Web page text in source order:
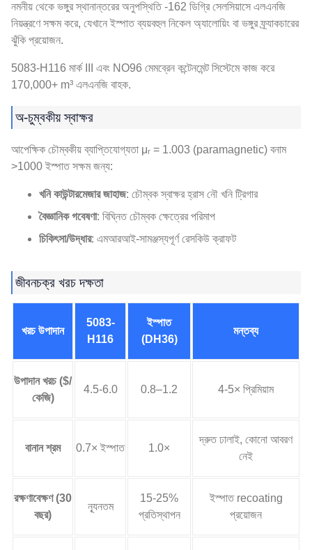
নমনীয় থেকে ভঙ্গুর স্থানান্তরের অনুপস্থিতি -162 ডিগ্রি সেলসিয়াসে এলএনজি
নিয়ন্ত্রণে সক্ষম করে, যেখানে ইস্পাত ব্যয়বহুল নিকেল অ্যালোয়িং বা ভঙ্গুর ফ্র্যাকচারের
ঝুঁকি প্রয়োজন.
5083-H116 মার্ক III এবং NO96 মেমব্রেন কন্টেনমেন্ট সিস্টেমে কাজ করে
170,000+ m³ এলএনজি বাহক.
অ-চুম্বকীয় স্বাক্ষর
আপেক্ষিক চৌম্বকীয় ব্যাপ্তিযোগ্যতা μᵣ = 1.003 (paramagnetic) বনাম
>1000 ইস্পাত সক্ষম জন্য:
খনি কাউন্টারমেজার জাহাজ: চৌম্বক স্বাক্ষর হ্রাস নৌ খনি ট্রিগার
বৈজ্ঞানিক গবেষণা: বিঘ্নিত চৌম্বক ক্ষেত্রের পরিমাপ
চিকিৎসা/উদ্ধার: এমআরআই-সামঞ্জস্যপূর্ণ রেসকিউ ক্রাফট
জীবনচক্র খরচ দক্ষতা
খরচ উপাদান
5083-
H116
ইস্পাত
(DH36)
মন্তব্য
উপাদান খরচ ($/
কেজি)
4.5-6.0 0.8–1.2 4-5× প্রিমিয়াম
বানান শ্রম 0.7× ইস্পাত 1.0×
দ্রুত ঢালাই, কোনো আবরণ
নেই
রক্ষণাবেক্ষণ (30
বছর)
ন্যূনতম
15-25%
প্রতিস্থাপন
ইস্পাত recoating
প্রয়োজন